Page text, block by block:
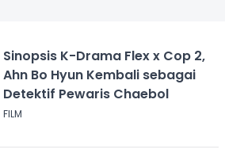
Sinopsis K-Drama Flex x Cop 2,
Ahn Bo Hyun Kembali sebagai
Detektif Pewaris Chaebol
FILM